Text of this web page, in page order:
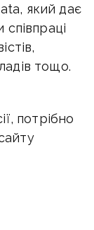
який дає
тощо.
потрібно